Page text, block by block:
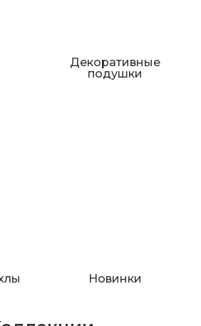
Декоративные
подушки
Новинки